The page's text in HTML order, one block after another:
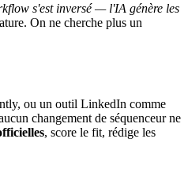
s'est inversé — l'IA génère les
On ne cherche plus un
ou un outil LinkedIn comme
changement de séquenceur ne
, score le fit, rédige les